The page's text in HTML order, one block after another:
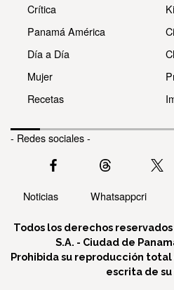
Crítica
Panamá América
Día a Día
Mujer
Recetas
- Redes sociales -
Noticias Whatsappcri
Todos los derechos
S.A. - Ciudad de
Prohibida su reproducción
escrita de